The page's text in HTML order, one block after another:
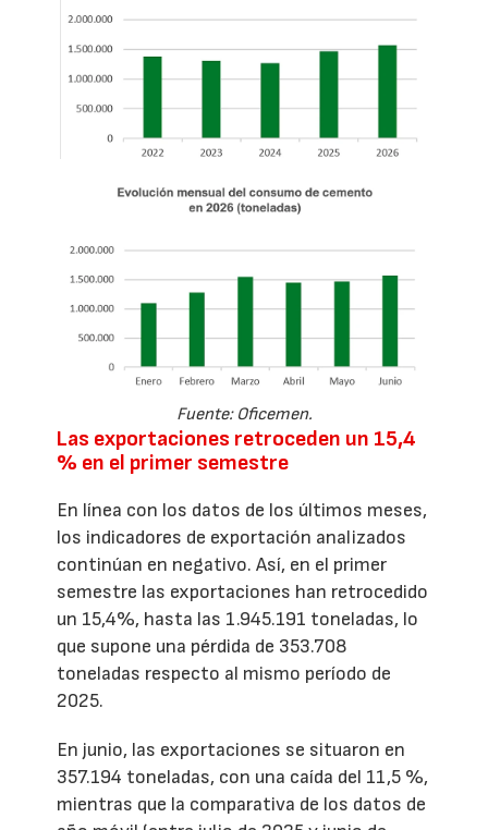
Fuente: Oficemen.
Las exportaciones retroceden un 15,4
% en el primer semestre
En línea con los datos de los últimos meses,
los indicadores de exportación analizados
continúan en negativo. Así, en el primer
semestre las exportaciones han retrocedido
un 15,4%, hasta las 1.945.191 toneladas, lo
que supone una pérdida de 353.708
toneladas respecto al mismo período de
2025.
En junio, las exportaciones se situaron en
357.194 toneladas, con una caída del 11,5 %,
mientras que la comparativa de los datos de